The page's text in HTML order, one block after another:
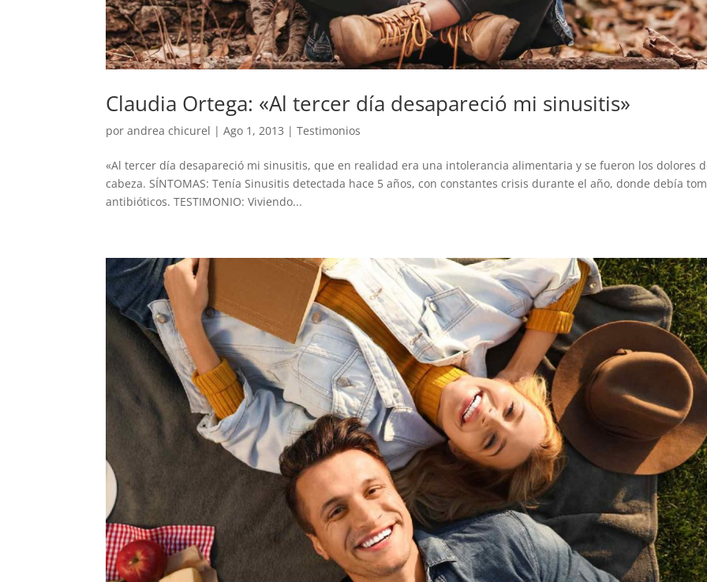
Claudia Ortega: «Al tercer día desapareció mi sinusitis»
porandrea chicurel |Ago 1, 2013 |Testimonios
«Al tercer día desapareció mi sinusitis, que en realidad era una intolerancia alimentaria y se fueron los dolores
cabeza. SÍNTOMAS: Tenía Sinusitis detectada hace 5 años, con constantes crisis durante el año, donde debía
antibióticos. TESTIMONIO: Viviendo...